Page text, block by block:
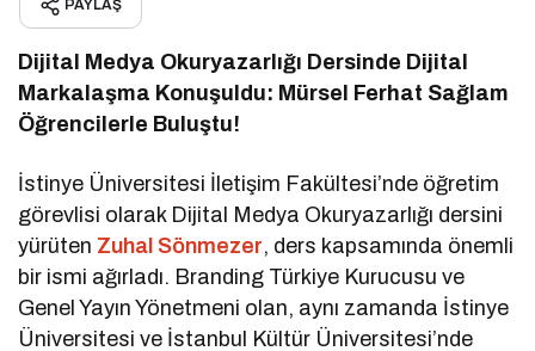
PAYLAŞ
Dijital Medya Okuryazarlığı Dersinde Dijital
Markalaşma Konuşuldu: Mürsel Ferhat Sağlam
Öğrencilerle Buluştu!
İstinye Üniversitesi İletişim Fakültesi’nde öğretim
görevlisi olarak Dijital Medya Okuryazarlığı dersini
yürüten Zuhal Sönmezer, ders kapsamında önemli
bir ismi ağırladı. Branding Türkiye Kurucusu ve
Genel Yayın Yönetmeni olan, aynı zamanda İstinye
Üniversitesi ve İstanbul Kültür Üniversitesi’nde